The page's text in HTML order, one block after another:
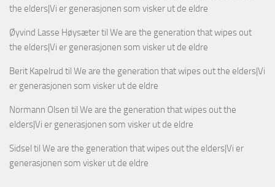
the elders|Vi er generasjonen som visker ut de eldre
Øyvind Lasse Høysætertil We are the generation that wipes out
the elders|Vi er generasjonen som visker ut de eldre
Berit Kapelrud til We are the generation that wipes out the elders|Vi
er generasjonen som visker ut de eldre
Normann Olsen til We are the generation that wipes out the
elders|Vi er generasjonen som visker ut de eldre
Sidsel til We are the generation that wipes out the elders|Vi er
generasjonen som visker ut de eldre